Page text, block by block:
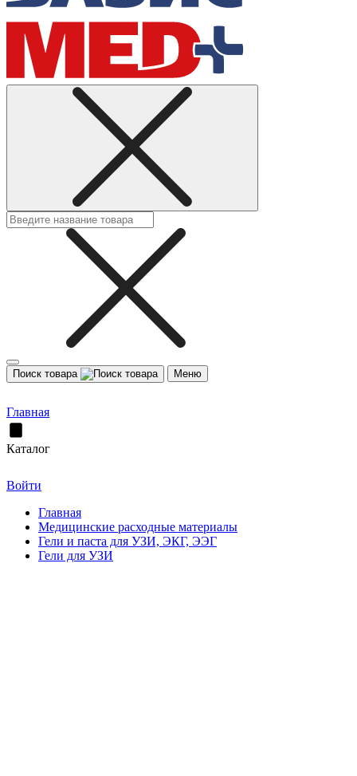
Поиск товара Меню
Главная
Каталог
Войти
Главная
Медицинские расходные материалы
Гели и паста для УЗИ, ЭКГ, ЭЭГ
Гели для УЗИ